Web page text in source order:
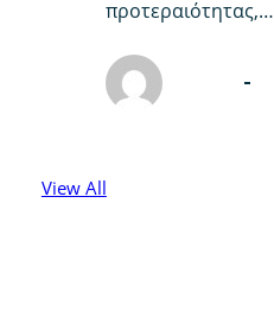
προτεραιότητας,…
View All